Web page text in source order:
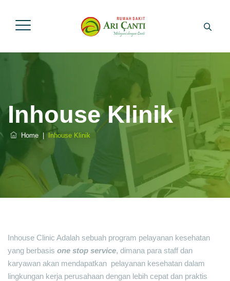
Inhouse Klinik
Home Inhouse Klinik
Inhouse Clinic Adalah sebuah program pelayanan kesehatan
yang berbasis one stop service, dimana para staff dan
karyawan akan mendapatkan pelayanan kesehatan dalam
lingkungan kerja perusahaan dengan lebih cepat dan praktis